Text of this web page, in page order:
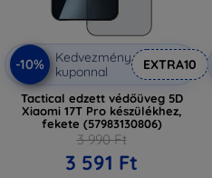
-10%
Kedvezmény
kuponnal
EXTRA10
Tactical edzett védőüveg 5D
Xiaomi 17T Pro készülékhez,
fekete (57983130806)
3 990 Ft
3 591 Ft